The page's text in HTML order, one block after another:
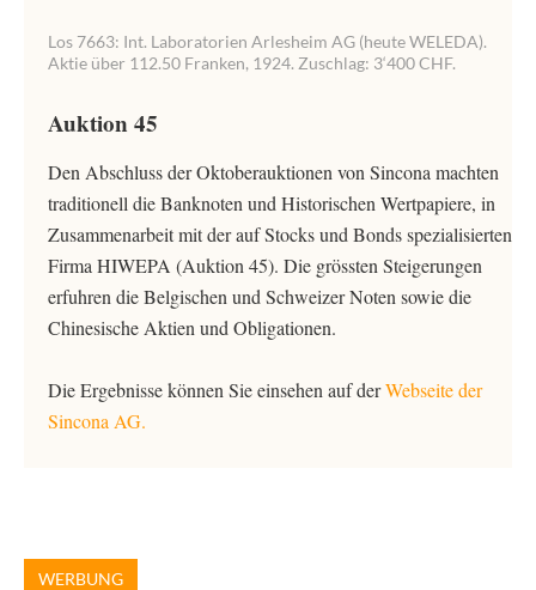
Los 7663: Int. Laboratorien Arlesheim AG (heute WELEDA).
Aktie über 112.50 Franken, 1924. Zuschlag: 3‘400 CHF.
Auktion 45
Den Abschluss der Oktoberauktionen von Sincona machten
traditionell die Banknoten und Historischen Wertpapiere, in
Zusammenarbeit mit der auf Stocks und Bonds spezialisierten
Firma HIWEPA (Auktion 45). Die grössten Steigerungen
erfuhren die Belgischen und Schweizer Noten sowie die
Chinesische Aktien und Obligationen.
Die Ergebnisse können Sie einsehen auf derWebseite der
Sincona AG.
WERBUNG